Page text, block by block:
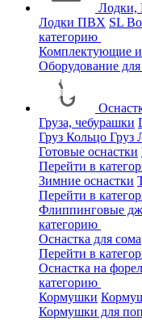
Лодки,
Лодки ПВХ SL
категорию
Комплектующие и
Оборудование
Груза, чебурашки
Груз Кольцо Груз
Готовые оснастки
Перейти в
Зимние оснастки
Перейти в
Флиппинговые
категорию
Оснастка для сома
Перейти в
Оснастка на
категорию
Кормушки
Кормушки для